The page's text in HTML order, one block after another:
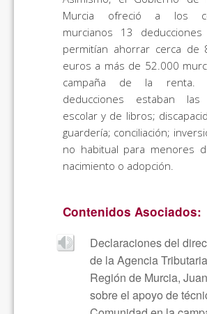
Murcia ofreció a los
murcianos 13
permitían ahorrar cerca de
euros a más de 52.000
campaña de la renta.
deducciones estaban
escolar y de libros;
guardería; conciliación;
no habitual para menores
nacimiento o adopción.
Contenidos Asociados:
Declaraciones del
de la Agencia
Región de Murcia,
sobre el apoyo de